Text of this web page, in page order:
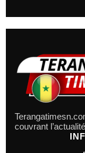
couvrant